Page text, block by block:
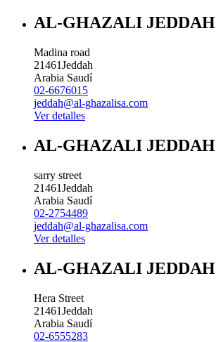
AL-GHAZALI JEDDAH
Madina road
21461Jeddah
Arabia Saudí
02-6676015
jeddah@al-ghazalisa.com
Ver detalles
AL-GHAZALI JEDDAH
sarry street
21461Jeddah
Arabia Saudí
02-2754489
jeddah@al-ghazalisa.com
Ver detalles
AL-GHAZALI JEDDAH
Hera Street
21461Jeddah
Arabia Saudí
02-6555283